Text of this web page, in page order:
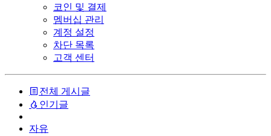
코인 및 결제
멤버십 관리
계정 설정
차단 목록
고객 센터
전체 게시글
인기글
자유